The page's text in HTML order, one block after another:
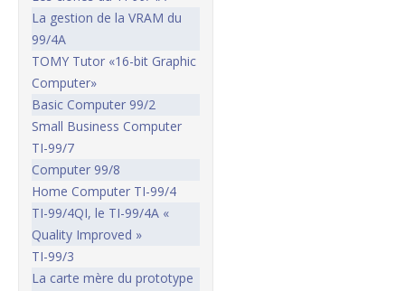
La gestion de la VRAM du
99/4A
TOMY Tutor «16-bit Graphic
Computer»
Basic Computer 99/2
Small Business Computer
TI-99/7
Computer 99/8
Home Computer TI-99/4
TI-99/4QI, le TI-99/4A «
Quality Improved »
TI-99/3
La carte mère du prototype